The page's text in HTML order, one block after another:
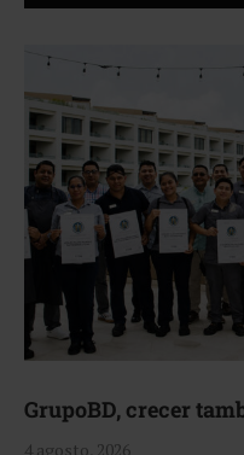
GrupoBD, crecer
4 agosto, 2026